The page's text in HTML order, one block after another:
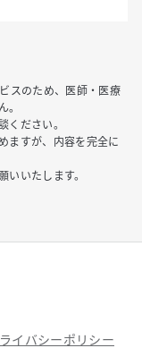
スのため、医師・医療
。
ください。
ますが、内容を完全に
いいたします。
イバシーポリシー